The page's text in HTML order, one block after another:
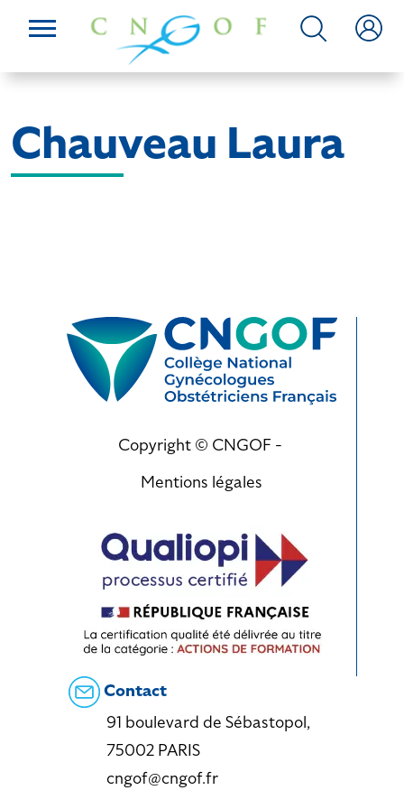
Chauveau Laura
Copyright © CNGOF -
Mentions légales
Contact
91 boulevard de Sébastopol,
75002 PARIS
cngof@cngof.fr